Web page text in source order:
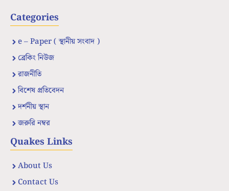
Categories
e – Paper ( স্থানীয় সংবাদ )
ব্রেকিং নিউজ
রাজনীতি
বিশেষ প্রতিবেদন
দর্শনীয় স্থান
জরুরি নম্বর
Quakes Links
About Us
Contact Us